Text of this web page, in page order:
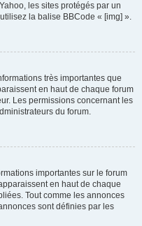
les sites protégés par un
la balise BBCode « [img] ».
très importantes que
en haut de chaque forum
Les permissions concernant les
du forum.
importantes sur le forum
en haut de chaque
Tout comme les annonces
sont définies par les